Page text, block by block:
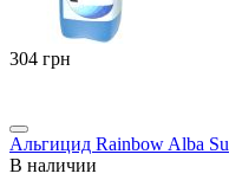
‍304‍ грн
Альгицид Rainbow Alba
В наличии